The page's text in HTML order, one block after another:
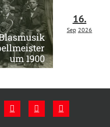
um 1900
16.
Sep 2026